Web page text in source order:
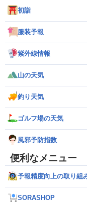
初詣
服装予報
紫外線情報
山の天気
釣り天気
ゴルフ場の天気
風邪予防指数
便利なメニュー
予報精度向上の取り組
SORASHOP